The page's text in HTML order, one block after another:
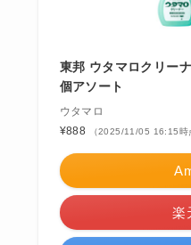
東邦 ウタマロクリー
個アソート
ウタマロ
¥888
（2025/11/05 16:15時
楽